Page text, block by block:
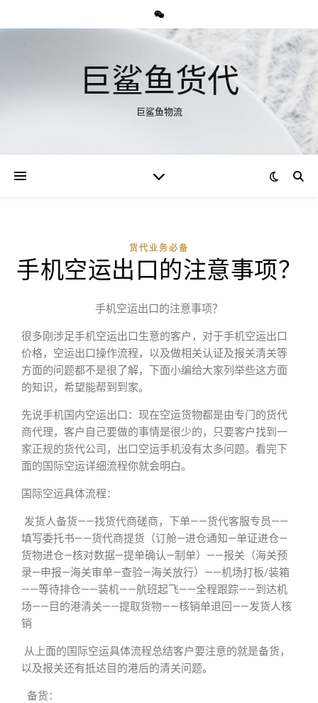
巨鲨鱼货代
巨鲨鱼物流
货代业务必备
手机空运出口的注意事项？
手机空运出口的注意事项？
很多刚涉足手机空运出口生意的客户，对于手机空运出口
价格，空运出口操作流程，以及做相关认证及报关清关等
方面的问题都不是很了解，下面小编给大家列举些这方面
的知识，希望能帮到到家。
先说手机国内空运出口：现在空运货物都是由专门的货代
商代理，客户自己要做的事情是很少的，只要客户找到一
家正规的货代公司，出口空运手机没有太多问题。看完下
面的国际空运详细流程你就会明白。
国际空运具体流程：
发货人备货——找货代商磋商，下单——货代客服专员——
填写委托书——货代商提货（订舱—进仓通知—单证进仓—
货物进仓—核对数据—提单确认—制单）——报关（海关预
录—申报—海关审单—查验—海关放行）——机场打板/装箱
——等待排仓——装机——航班起飞——全程跟踪——到达机
场——目的港清关——提取货物——核销单退回——发货人核
销
从上面的国际空运具体流程总结客户要注意的就是备货，
以及报关还有抵达目的港后的清关问题。
备货：